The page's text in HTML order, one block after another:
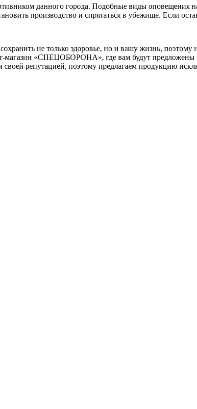
данного города. Подобные виды оповещения
производство и спрятаться в убежище. Если
не только здоровье, но и вашу жизнь,
магазин «СПЕЦОБОРОНА», где вам будут предложены
своей репутацией, поэтому предлагаем продукцию